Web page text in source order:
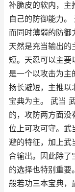
补脆皮的软内，主
自己的防御能力。
而同时薄弱的防御
天然是充当输出的
短。天忍可以主要
是一个以攻击为主
扬长避短，主推以
宝典为主。 武当
的，攻防两方面没
位上可攻可守。武
避的特征，加上武
合输出。因此除了
的选择也特别重要
般若功三本宝典，